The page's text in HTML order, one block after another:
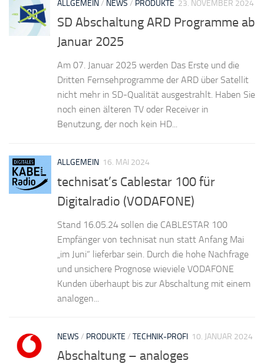
ALLGEMEIN/ NEWS / PRODUKTE 23. NOVEMBER 2024
SD Abschaltung ARD Programme ab
Januar 2025
Am 07. Januar 2025 werden Das Erste und die
Dritten Fernsehprogramme der ARD über Satellit
nicht mehr in SD-Qualität ausgestrahlt. Haben Sie
noch einen älteren TV oder Receiver in
Benutzung, der noch kein HD...
ALLGEMEIN 16. MAI 2024
technisat’s Cablestar 100 für
Digitalradio (VODAFONE)
Stand 16.05.24 sollen die CABLESTAR 100
Empfänger von technisat nun statt Anfang Mai
„im Juni“ lieferbar sein. Durch die hohe Nachfrage
und unsichere Prognose wieviele VODAFONE
Kunden überhaupt bis zur Abschaltung mit einem
analogen...
NEWS / PRODUKTE / TECHNIK-PROFI 10. JANUAR 2024
Abschaltung – analoges